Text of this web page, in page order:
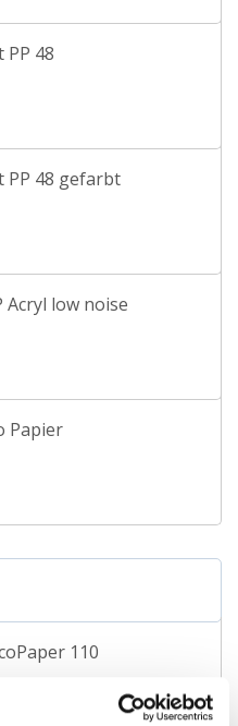
48
PP 48 gefarbt
Acryl low noise
Papier
110